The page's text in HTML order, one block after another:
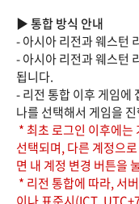
▶ 통합 방식 안내
- 아시아 리전과 웨스턴
- 아시아 리전과 웨스턴
됩니다.
- 리전 통합 이후 게임에
나를 선택해서 게임을
* 최초 로그인 이후에는
선택되며, 다른 계정으
면 내 계정 변경 버튼을
* 리전 통합에 따라, 서